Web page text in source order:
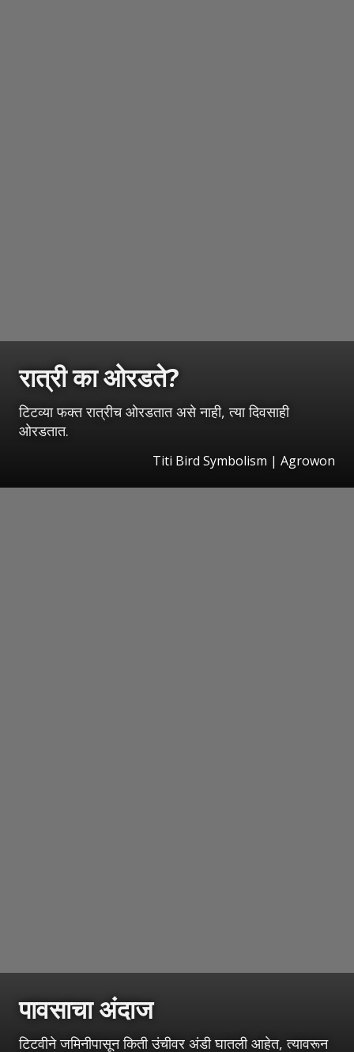
रात्री का ओरडते?
टिटव्या फक्त रात्रीच ओरडतात असे नाही, त्या दिवसाही
ओरडतात.
Titi Bird Symbolism | Agrowon
पावसाचा अंदाज
टिटवीने जमिनीपासून किती उंचीवर अंडी घातली आहेत, त्यावरून